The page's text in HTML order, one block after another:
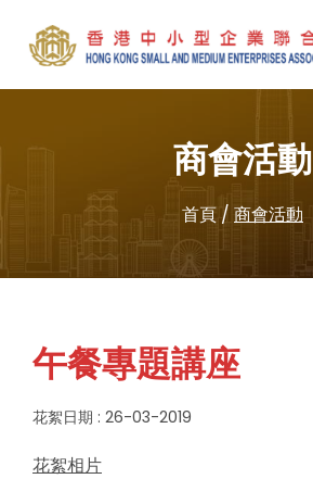
商會活動
首頁/ 商會活動
午餐專題講座
花絮日期 : 26-03-2019
花絮相片